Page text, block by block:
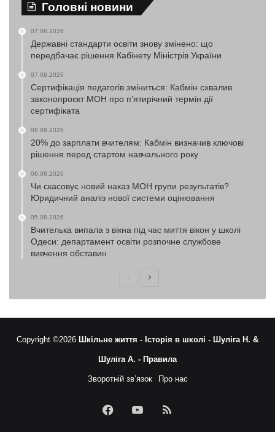
Головні новини
07.08.2026
Державні стандарти освіти знову змінено: що
передбачає рішення Кабінету Міністрів України
07.08.2026
Сертифікація педагогів зміниться: Кабмін схвалив
законопроєкт МОН про п’ятирічний термін дії
сертифіката
06.08.2026
20% до зарплати вчителям: Кабмін визначив ключові
рішення перед стартом навчального року
06.08.2026
Чи скасовує новий наказ МОН групи результатів?
Юридичний аналіз нової системи оцінювання
05.08.2026
Вчителька випала з вікна під час миття вікон у школі
Одеси: департамент освіти розпочне службове
вивчення обставин
ПопередняНаступна
Copyright ©2026 Шкільне життя - Історія в школі - Шуліга Н. &
Шуліга А. - Правила
Зворотній зв’язок Про нас
FacebookYouTubeRSS